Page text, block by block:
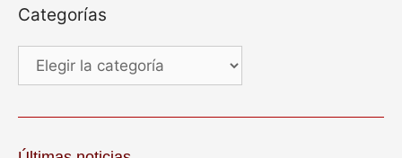
Categorías